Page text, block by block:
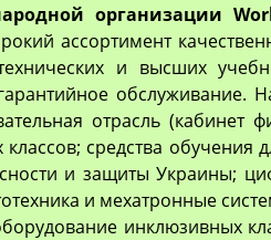
организации
ассортимент
и высших
обслуживание.
отрасль (кабинет
средства
и защиты Украины;
и мехатронные
инклюзивных